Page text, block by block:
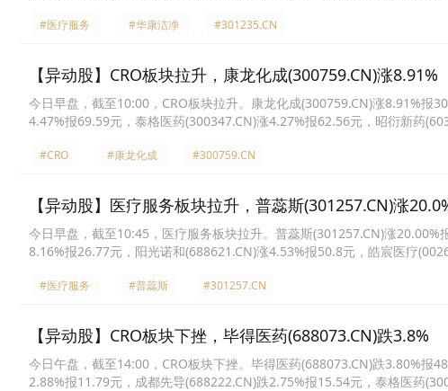
#医疗服务 #华康洁净 #301235.CN
【异动股】CRO板块拉升，康龙化成(300759.CN)涨8.91%
今日早盘，截至10:00，CRO板块拉升。康龙化成(300759.CN)涨8.91%报
4.47%报69.59元，泰格医药(300347.CN)涨4.27%报62.56元，昭衍新药
#CRO #康龙化成 #300759.CN
【异动股】医疗服务板块拉升，普蕊斯(301257.CN)涨
今日早盘，截至10:45，医疗服务板块拉升。普蕊斯(301257.CN)涨
8.16%报26.77元，阳光诺和(688621.CN)涨4.53%报50.8元，皓宸医疗
#医疗服务 #普蕊斯 #301257.CN
【异动股】CRO板块下挫，毕得医药(688073.CN)跌3.8%
今日午盘，截至14:00，CRO板块下挫。毕得医药(688073.CN)跌3.80%报
2.88%报11.79元，成都先导(688222.CN)跌2.75%报15.54元，泰格医药